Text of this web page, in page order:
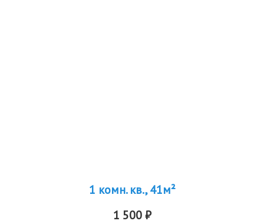
1 комн. кв., 41м²
1 500 ₽